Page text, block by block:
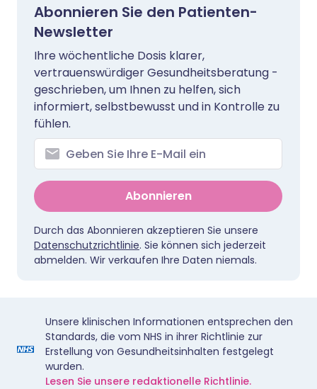
Abonnieren Sie den Patienten-
Newsletter
Ihre wöchentliche Dosis klarer,
vertrauenswürdiger Gesundheitsberatung -
geschrieben, um Ihnen zu helfen, sich
informiert, selbstbewusst und in Kontrolle zu
fühlen.
Abonnieren
Durch das Abonnieren akzeptieren Sie unsere
Datenschutzrichtlinie. Sie können sich jederzeit
abmelden. Wir verkaufen Ihre Daten niemals.
Unsere klinischen Informationen entsprechen den
Standards, die vom NHS in ihrer Richtlinie zur
Erstellung von Gesundheitsinhalten festgelegt
wurden.
Lesen Sie unsere redaktionelle Richtlinie.